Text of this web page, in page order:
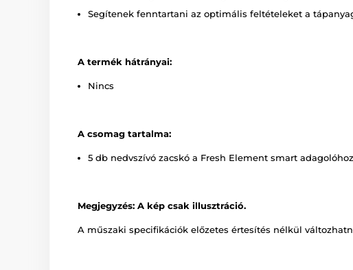
Segítenek fenntartani az optimális feltételeket a
A termék hátrányai:
Nincs
A csomag tartalma:
5 db nedvszívó zacskó a Fresh Element smart adagolóhoz
Megjegyzés: A kép csak illusztráció.
A műszaki specifikációk előzetes értesítés nélkül